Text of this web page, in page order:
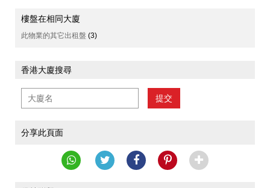
樓盤在相同大廈
此物業的其它出租盤 (3)
香港大廈搜尋
提交
分享此頁面